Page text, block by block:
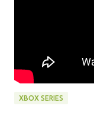
XBOX SERIES